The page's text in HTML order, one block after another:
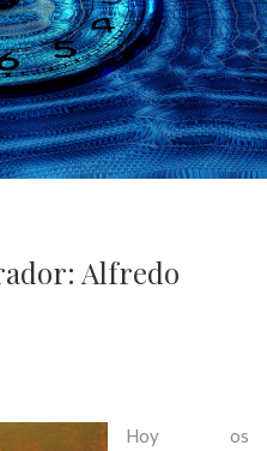
Alfredo
Hoy os